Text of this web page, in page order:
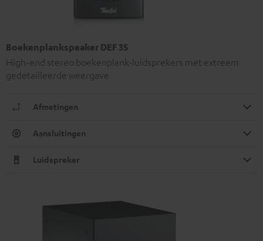
Boekenplankspeaker DEF 3S
High-end stereo boekenplank-luidsprekers met extreem
gedetailleerde weergave
Afmetingen
Aansluitingen
Luidspreker